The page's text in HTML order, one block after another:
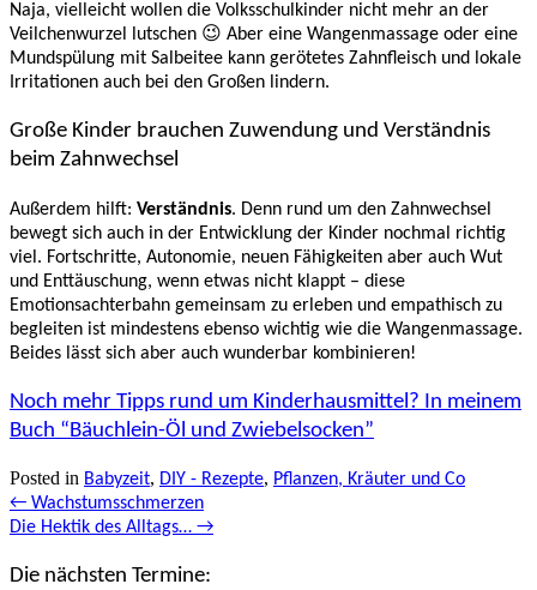
Naja, vielleicht wollen die Volksschulkinder nicht mehr an der
Veilchenwurzel lutschen 😉 Aber eine Wangenmassage oder eine
Mundspülung mit Salbeitee kann gerötetes Zahnfleisch und lokale
Irritationen auch bei den Großen lindern.
Große Kinder brauchen Zuwendung und Verständnis
beim Zahnwechsel
Außerdem hilft: Verständnis. Denn rund um den Zahnwechsel
bewegt sich auch in der Entwicklung der Kinder nochmal richtig
viel. Fortschritte, Autonomie, neuen Fähigkeiten aber auch Wut
und Enttäuschung, wenn etwas nicht klappt – diese
Emotionsachterbahn gemeinsam zu erleben und empathisch zu
begleiten ist mindestens ebenso wichtig wie die Wangenmassage.
Beides lässt sich aber auch wunderbar kombinieren!
Noch mehr Tipps rund um Kinderhausmittel? In meinem
Buch “Bäuchlein-Öl und Zwiebelsocken”
Posted in Babyzeit, DIY - Rezepte, Pflanzen, Kräuter und Co
Posts
← Wachstumsschmerzen
Die Hektik des Alltags… →
Die nächsten Termine: